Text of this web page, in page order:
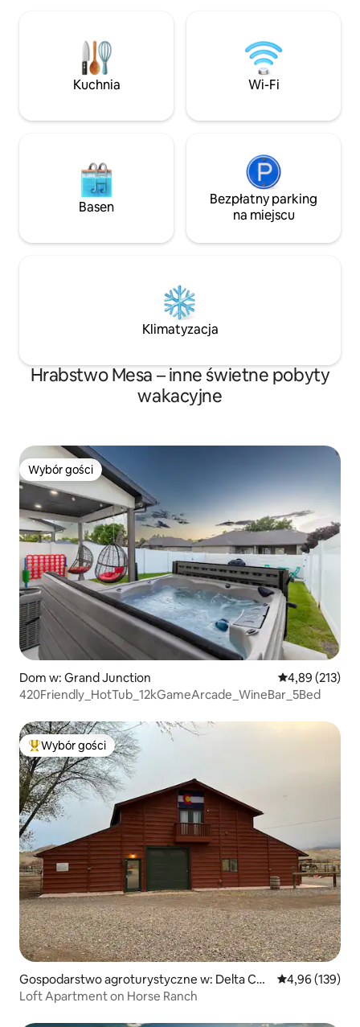
akceptacji (nadal obowiązuje opłata za
zwierzę w wysokości 100 USD). Aby
zabrać więcej niż jedno zwierzę,
wymagana jest wstępna zgoda i
kamera monitorująca przy drzwiach
telewizory,
wyposażona.
zacienione
powietrzu do
wygodne łóżko
Kuchnia Wi-Fi
Basen
Bezpłatny parking
na miejscu
Klimatyzacja
Hrabstwo Mesa – inne świetne pobyty
wakacyjne
Wybór gości
Wybór gości
Dom w: Grand Junction Średnia
4,89 (213)
420Friendly_HotTub_12kGameArcade_WineBar_5Bed
Najpopularniejsze z kategorii Wybór gości
Wybór gości
Gospodarstwo agroturystyczne w: Delta Cou
nty
Średnia
4,96 (139)
Loft Apartment on Horse Ranch